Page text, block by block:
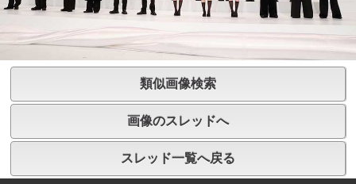
類似画像検索
画像のスレッドへ
スレッド一覧へ戻る